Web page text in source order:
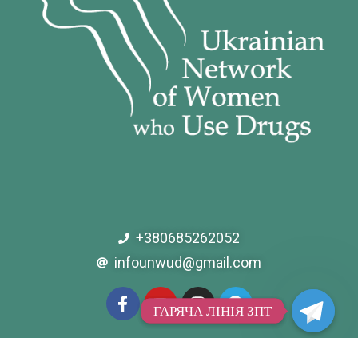
+380685262052
infounwud@gmail.com
ГАРЯЧА ЛІНІЯ ЗПТ
ГАРЯЧА ЛІНІЯ ЗПТ